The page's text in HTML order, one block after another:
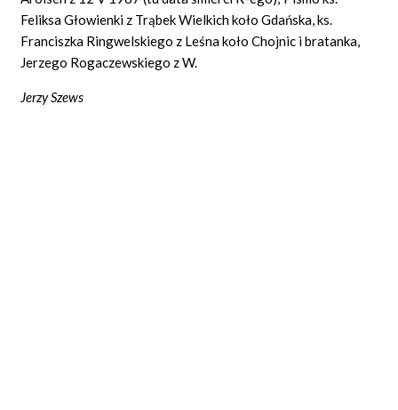
Feliksa Głowienki z Trąbek Wielkich koło Gdańska, ks.
Franciszka Ringwelskiego z Leśna koło Chojnic i bratanka,
Jerzego Rogaczewskiego z W.
Jerzy Szews